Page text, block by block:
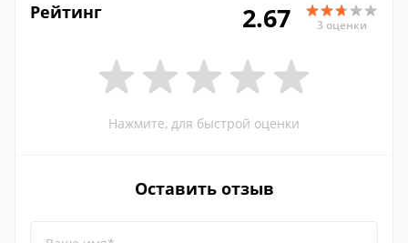
Рейтинг 2.67 3 оценки
Нажмите, для быстрой оценки
Оставить отзыв